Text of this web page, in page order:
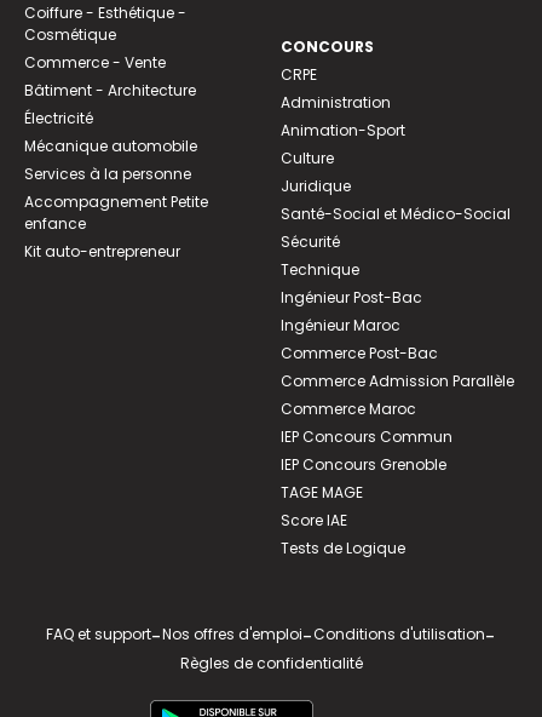
Coiffure - Esthétique -
Cosmétique
Commerce - Vente
Bâtiment - Architecture
Électricité
Mécanique automobile
Services à la personne
Accompagnement Petite
enfance
Kit auto-entrepreneur
CONCOURS
CRPE
Administration
Animation-Sport
Culture
Juridique
Santé-Social et Médico-Social
Sécurité
Technique
Ingénieur Post-Bac
Ingénieur Maroc
Commerce Post-Bac
Commerce Admission Parallèle
Commerce Maroc
IEP Concours Commun
IEP Concours Grenoble
TAGE MAGE
Score IAE
Tests de Logique
FAQ et support-Nos offres d'emploi-Conditions d'utilisation-
Règles de confidentialité